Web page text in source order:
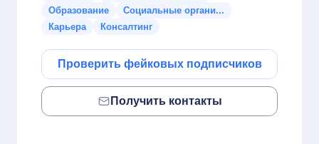
Образование
Социальные органи...
Карьера
Консалтинг
Проверить фейковых подписчиков
Получить контакты